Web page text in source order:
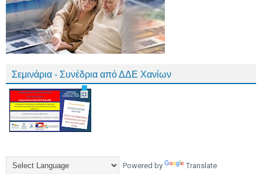
Σεμινάρια - Συνέδρια από ΔΔΕ Χανίων
Powered by Translate